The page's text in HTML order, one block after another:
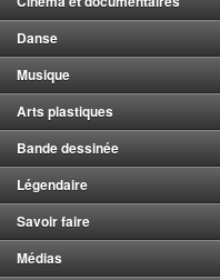
Danse
Musique
Arts plastiques
Bande dessinée
Légendaire
Savoir faire
Médias